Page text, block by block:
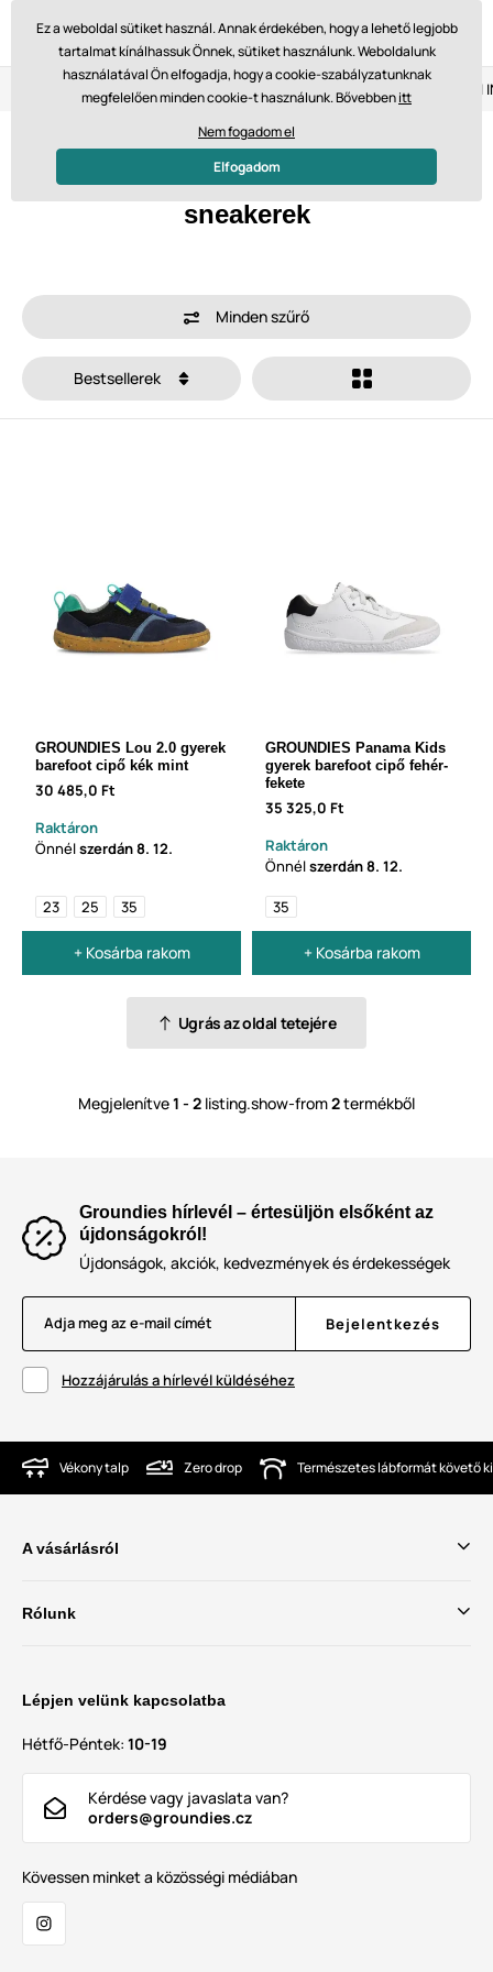
Visszaküldés 14 napon belül Gyors szállítás 61 475 Ft-tól
Sneakerek
Gyerek GROUNDIES barefoot
sneakerek
Minden szűrő
Bestsellerek
GROUNDIES Lou 2.0 gyerek
barefoot cipő kék mint
30 485,0 Ft
Raktáron
Önnélszerdán8. 12.
23 25 35
+ Kosárba rakom
GROUNDIES Panama Kids
gyerek barefoot cipő fehér-
fekete
35 325,0 Ft
Raktáron
Önnélszerdán8. 12.
35
+ Kosárba rakom
Ugrás az oldal tetejére
Megjelenítve1 - 2 listing.show-from2termékből
Groundies hírlevél – értesüljön elsőként az
újdonságokról!
Újdonságok, akciók, kedvezmények és érdekességek
Adja meg az e-mail címét Bejelentkezés
Hozzájárulás a hírlevél küldéséhez
Vékony talp Zero drop Természetes lábformát követő
A vásárlásról
Rólunk
Lépjen velünk kapcsolatba
Hétfő-Péntek: 10-19
Kérdése vagy javaslata van?
orders@groundies.cz
Kövessen minket a közösségi médiában
Ez a weboldal sütiket használ. Annak érdekében, hogy a lehető legjobb
tartalmat kínálhassuk Önnek, sütiket használunk. Weboldalunk
használatával Ön elfogadja, hogy a cookie-szabályzatunknak
megfelelően minden cookie-t használunk. Bővebbenitt
Nem fogadom el
Elfogadom